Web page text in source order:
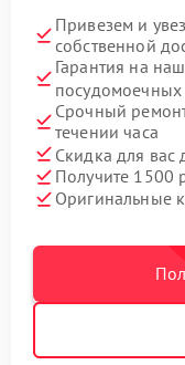
Привезем и
собственной
Гарантия на
Срочный
течении часа
Скидка для вас
Получите 1500
Оригинальные